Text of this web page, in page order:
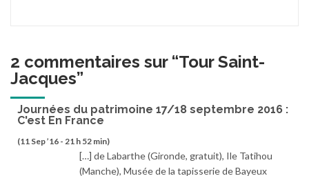
2 commentaires sur “Tour Saint-
Jacques”
Journées du patrimoine 17/18 septembre 2016 :
C'est En France
(11 Sep ’16 - 21 h 52 min)
[…] de Labarthe (Gironde, gratuit), Ile Tatihou
(Manche), Musée de la tapisserie de Bayeux